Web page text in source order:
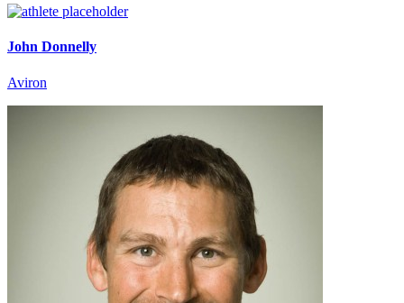
John Donnelly
Aviron